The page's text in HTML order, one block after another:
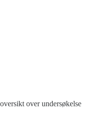
over undersøkelse